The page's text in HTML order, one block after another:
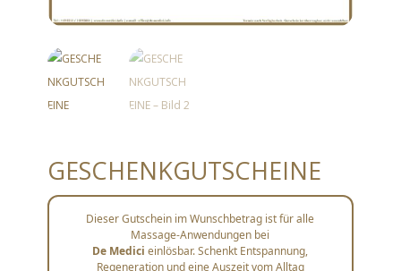
GESCHENKGUTSCHEINE
Dieser Gutschein im Wunschbetrag ist für alle
Massage-Anwendungen bei
De Medici einlösbar. Schenkt Entspannung,
Regeneration und eine Auszeit vom Alltag